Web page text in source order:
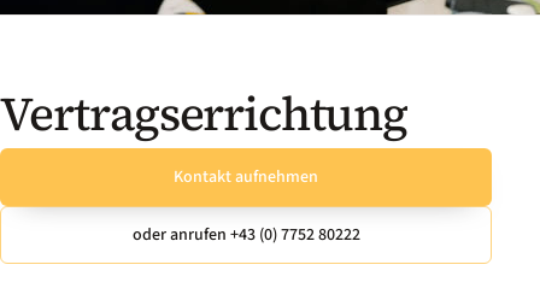
Vertragserrichtung
Kontakt aufnehmen
oder anrufen +43 (0) 7752 80222